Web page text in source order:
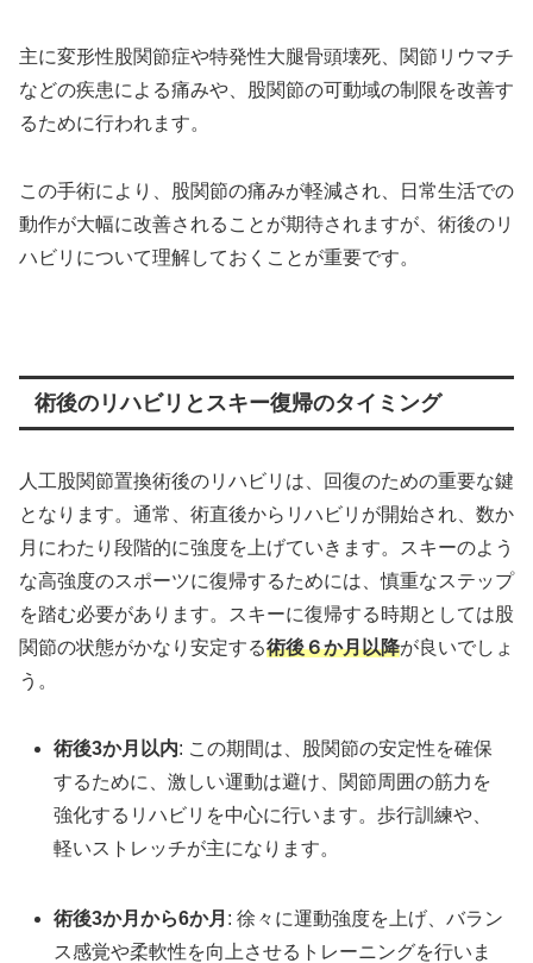
主に変形性股関節症や特発性大腿骨頭壊死、関節リウマチ
などの疾患による痛みや、股関節の可動域の制限を改善す
るために行われます。
この手術により、股関節の痛みが軽減され、日常生活での
動作が大幅に改善されることが期待されますが、術後のリ
ハビリについて理解しておくことが重要です。
術後のリハビリとスキー復帰のタイミング
人工股関節置換術後のリハビリは、回復のための重要な鍵
となります。通常、術直後からリハビリが開始され、数か
月にわたり段階的に強度を上げていきます。スキーのよう
な高強度のスポーツに復帰するためには、慎重なステップ
を踏む必要があります。スキーに復帰する時期としては股
関節の状態がかなり安定する術後６か月以降が良いでしょ
う。
術後3か月以内: この期間は、股関節の安定性を確保
するために、激しい運動は避け、関節周囲の筋力を
強化するリハビリを中心に行います。歩行訓練や、
軽いストレッチが主になります。
術後3か月から6か月 : 徐々に運動強度を上げ、バラン
ス感覚や柔軟性を向上させるトレーニングを行いま